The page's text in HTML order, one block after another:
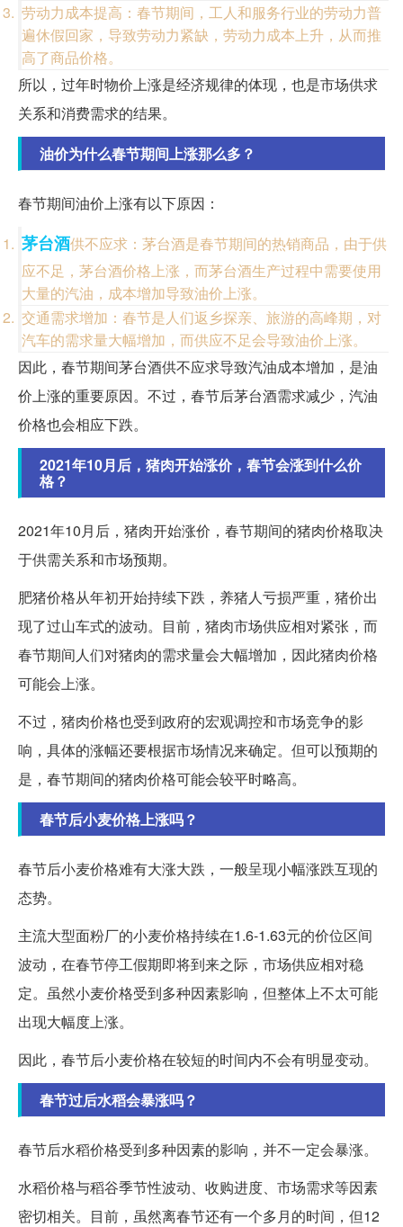
劳动力成本提高：春节期间，工人和服务行业的劳动力普
遍休假回家，导致劳动力紧缺，劳动力成本上升，从而推
高了商品价格。
所以，过年时物价上涨是经济规律的体现，也是市场供求
关系和消费需求的结果。
油价为什么春节期间上涨那么多？
春节期间油价上涨有以下原因：
茅台酒供不应求：茅台酒是春节期间的热销商品，由于供
应不足，茅台酒价格上涨，而茅台酒生产过程中需要使用
大量的汽油，成本增加导致油价上涨。
交通需求增加：春节是人们返乡探亲、旅游的高峰期，对
汽车的需求量大幅增加，而供应不足会导致油价上涨。
因此，春节期间茅台酒供不应求导致汽油成本增加，是油
价上涨的重要原因。不过，春节后茅台酒需求减少，汽油
价格也会相应下跌。
2021年10月后，猪肉开始涨价，春节会涨到什么价
格？
2021年10月后，猪肉开始涨价，春节期间的猪肉价格取决
于供需关系和市场预期。
肥猪价格从年初开始持续下跌，养猪人亏损严重，猪价出
现了过山车式的波动。目前，猪肉市场供应相对紧张，而
春节期间人们对猪肉的需求量会大幅增加，因此猪肉价格
可能会上涨。
不过，猪肉价格也受到政府的宏观调控和市场竞争的影
响，具体的涨幅还要根据市场情况来确定。但可以预期的
是，春节期间的猪肉价格可能会较平时略高。
春节后小麦价格上涨吗？
春节后小麦价格难有大涨大跌，一般呈现小幅涨跌互现的
态势。
主流大型面粉厂的小麦价格持续在1.6-1.63元的价位区间
波动，在春节停工假期即将到来之际，市场供应相对稳
定。虽然小麦价格受到多种因素影响，但整体上不太可能
出现大幅度上涨。
因此，春节后小麦价格在较短的时间内不会有明显变动。
春节过后水稻会暴涨吗？
春节后水稻价格受到多种因素的影响，并不一定会暴涨。
水稻价格与稻谷季节性波动、收购进度、市场需求等因素
密切相关。目前，虽然离春节还有一个多月的时间，但12